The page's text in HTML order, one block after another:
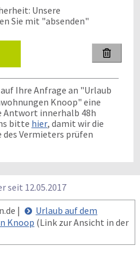
Unsere
Sie mit "absenden"

Ihre Anfrage an "Urlaub
Knoop" eine
Antwort innerhalb 48h
bitte hier, damit wir die
Vermieters prüfen
seit 12.05.2017
|
Urlaub auf dem
Knoop (Link zur Ansicht in der